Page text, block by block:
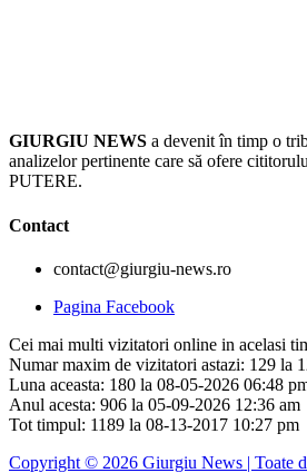
GIURGIU NEWS a devenit în timp o
analizelor pertinente care să ofere
PUTERE.
Contact
contact@giurgiu-news.ro
Pagina Facebook
Cei mai multi vizitatori online in acelasi
Numar maxim de vizitatori astazi: 129 la
Luna aceasta: 180 la 08-05-2026 06:48
Anul acesta: 906 la 05-09-2026 12:36 am
Tot timpul: 1189 la 08-13-2017 10:27 pm
Copyright © 2026 Giurgiu News | Toate